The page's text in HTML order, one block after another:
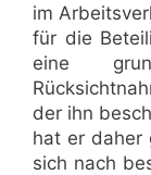
im
für die
eine
der ihn
hat er daher
sich nach